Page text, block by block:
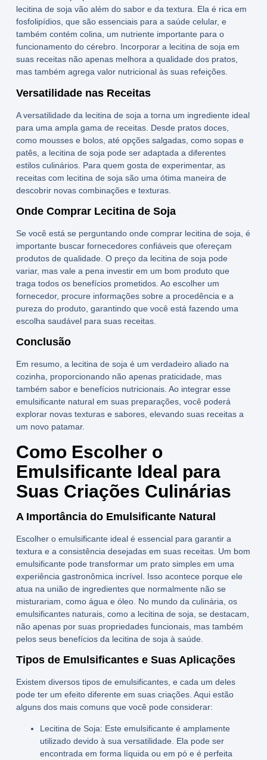
lecitina de sojavão além do sabor e da textura. Ela é rica em
fosfolipídios, que são essenciais para a saúde celular, e
também contém colina, um nutriente importante para o
funcionamento do cérebro. Incorporar a lecitina de sojaem
suas receitas não apenas melhora a qualidade dos pratos,
mas também agrega valor nutricional às suas refeições.
Versatilidade nas Receitas
A versatilidade da lecitina de soja a torna um ingrediente ideal
para uma ampla gama de receitas. Desde pratos doces,
como mousses e bolos, até opções salgadas, como sopas e
patês, a lecitina de soja pode ser adaptada a diferentes
estilos culinários. Para quem gosta de experimentar, as
receitas com lecitina de soja são uma ótima maneira de
descobrir novas combinações e texturas.
Onde Comprar Lecitina de Soja
Se você está se perguntando onde comprar lecitina de soja , é
importante buscar fornecedores confiáveis que ofereçam
produtos de qualidade. O preço da lecitina de soja pode
variar, mas vale a pena investir em um bom produto que
traga todos os benefícios prometidos. Ao escolher um
fornecedor, procure informações sobre a procedência e a
pureza do produto, garantindo que você está fazendo uma
escolha saudável para suas receitas.
Conclusão
Em resumo, a lecitina de sojaé um verdadeiro aliado na
cozinha, proporcionando não apenas praticidade, mas
também sabor e benefícios nutricionais. Ao integrar esse
emulsificante naturalem suas preparações, você poderá
explorar novas texturas e sabores, elevando suas receitas a
um novo patamar.
Como Escolher o
Emulsificante Ideal para
Suas Criações Culinárias
A Importância do Emulsificante Natural
Escolher o emulsificante ideal é essencial para garantir a
textura e a consistência desejadas em suas receitas. Um bom
emulsificante pode transformar um prato simples em uma
experiência gastronômica incrível. Isso acontece porque ele
atua na união de ingredientes que normalmente não se
misturariam, como água e óleo. No mundo da culinária, os
emulsificantes naturais, como a lecitina de soja , se destacam,
não apenas por suas propriedades funcionais, mas também
pelos seus benefícios da lecitina de soja à saúde.
Tipos de Emulsificantes e Suas Aplicações
Existem diversos tipos de emulsificantes, e cada um deles
pode ter um efeito diferente em suas criações. Aqui estão
alguns dos mais comuns que você pode considerar:
Lecitina de Soja: Este emulsificante é amplamente
utilizado devido à sua versatilidade. Ela pode ser
encontrada em forma líquida ou em pó e é perfeita